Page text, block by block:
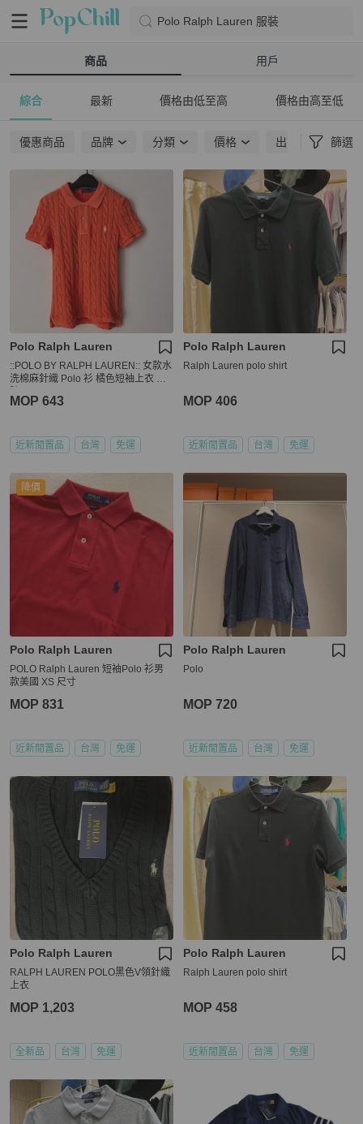
Polo Ralph Lauren 服裝
商品 用戶
綜合 最新 價格由低至高 價格由高至低
優惠商品 品牌 分類 價格 出貨地點 篩選
Polo Ralph Lauren
::POLO BY RALPH LAUREN:: 女款水
洗棉麻針織 Polo 衫 橘色短袖上衣 M
MOP 643
近新閒置品 台灣 免運
Polo Ralph Lauren
Ralph Lauren polo shirt
MOP 406
近新閒置品 台灣 免運
降價
Polo Ralph Lauren
POLO Ralph Lauren 短袖Polo 衫男
款美國 XS 尺寸
MOP 831
近新閒置品 台灣 免運
Polo Ralph Lauren
Polo
MOP 720
近新閒置品 台灣 免運
Polo Ralph Lauren
RALPH LAUREN POLO黑色V領針織
上衣
MOP 1,203
全新品 台灣 免運
Polo Ralph Lauren
Ralph Lauren polo shirt
MOP 458
近新閒置品 台灣 免運